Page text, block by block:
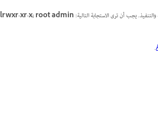
والتنفيذ. يجب أن ترى الاستجابة التالية:lrwxr-xr-x; root admin
.